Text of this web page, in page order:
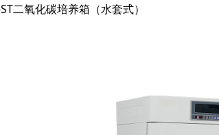
二氧化碳培养箱（水套式）